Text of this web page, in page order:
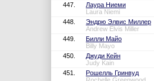
447.
Лаура Ниеми
Laura Niemi
448.
Эндрю Элвис Миллер
Andrew Elvis Miller
449.
Билли Майо
Billy Mayo
450.
Джуди Кейн
Judy Kain
451.
Рошелль Гринвуд